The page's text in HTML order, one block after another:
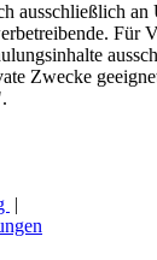
ausschließlich an
Für
Zwecke
|